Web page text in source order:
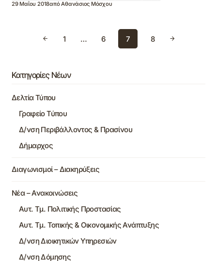
29 Μαΐου 2018απόΑθανάσιος Μόσχου
1 … 6 7 8
Κατηγορίες Νέων
Δελτία Τύπου
Γραφείο Τύπου
Δ/νση Περιβάλλοντος & Πρασίνου
Δήμαρχος
Διαγωνισμοί – Διακηρύξεις
Νέα – Ανακοινώσεις
Αυτ. Τμ. Πολιτικής Προστασίας
Αυτ. Τμ. Τοπικής & Οικονομικής Ανάπτυξης
Δ/νση Διοικητικών Υπηρεσιών
Δ/νση Δόμησης